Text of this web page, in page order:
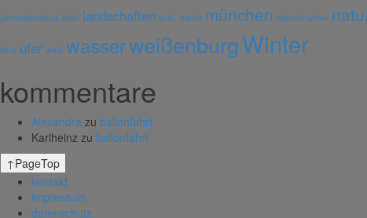
jahresabschluss kälte landschaften laub. metall münchen nahaufnahme
tiere ufer wald wasserweißenburgWinter
kommentare
Alexandra zu ballonfahrt
Karlheinz zu ballonfahrt
↑PageTop
kontakt
impressum
datenschutz